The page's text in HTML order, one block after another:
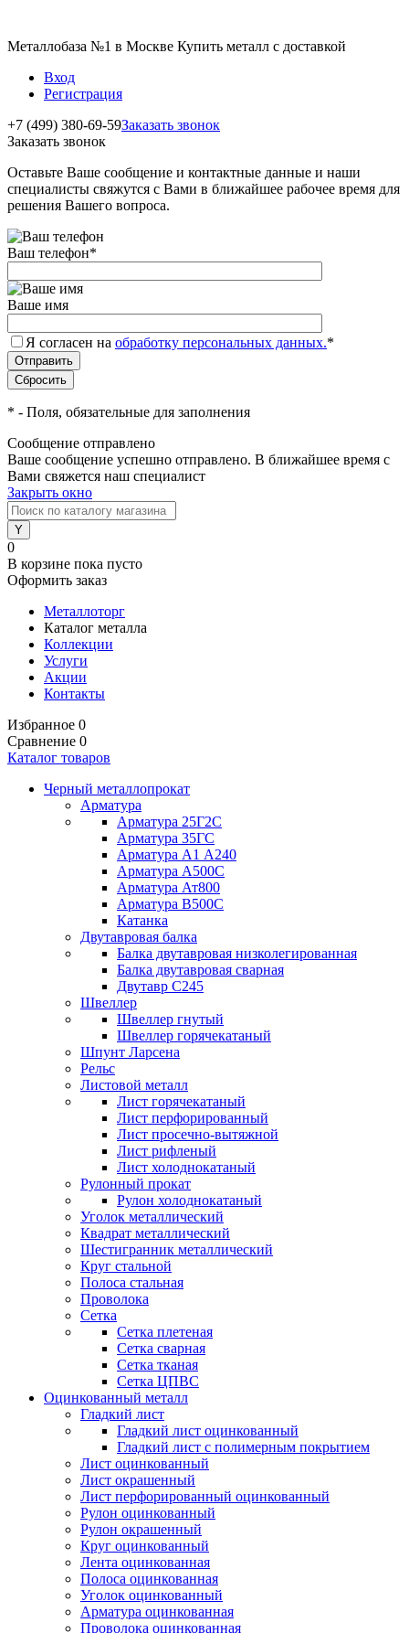
Металлобаза №1 в Москве Купить металл с доставкой
Вход
Регистрация
+7 (499) 380-69-59Заказать звонок
Заказать звонок
Оставьте Ваше сообщение и контактные данные и наши
специалисты свяжутся с Вами в ближайшее рабочее время для
решения Вашего вопроса.
Ваш телефон*
Ваше имя
Я согласен на обработку персональных данных.*
* - Поля, обязательные для заполнения
Сообщение отправлено
Ваше сообщение успешно отправлено. В ближайшее время с
Вами свяжется наш специалист
Закрыть окно
0
В корзине пока пусто
Оформить заказ
Металлоторг
Каталог металла
Коллекции
Услуги
Акции
Контакты
Избранное 0
Сравнение 0
Каталог товаров
Черный металлопрокат
Арматура
Арматура 25Г2С
Арматура 35ГС
Арматура А1 А240
Арматура А500С
Арматура Ат800
Арматура В500С
Катанка
Двутавровая балка
Балка двутавровая низколегированная
Балка двутавровая сварная
Двутавр С245
Швеллер
Швеллер гнутый
Швеллер горячекатаный
Шпунт Ларсена
Рельс
Листовой металл
Лист горячекатаный
Лист перфорированный
Лист просечно-вытяжной
Лист рифленый
Лист холоднокатаный
Рулонный прокат
Рулон холоднокатаный
Уголок металлический
Квадрат металлический
Шестигранник металлический
Круг стальной
Полоса стальная
Проволока
Сетка
Сетка плетеная
Сетка сварная
Сетка тканая
Сетка ЦПВС
Оцинкованный металл
Гладкий лист
Гладкий лист оцинкованный
Гладкий лист с полимерным покрытием
Лист оцинкованный
Лист окрашенный
Лист перфорированный оцинкованный
Рулон оцинкованный
Рулон окрашенный
Круг оцинкованный
Лента оцинкованная
Полоса оцинкованная
Уголок оцинкованный
Арматура оцинкованная
Проволока оцинкованная